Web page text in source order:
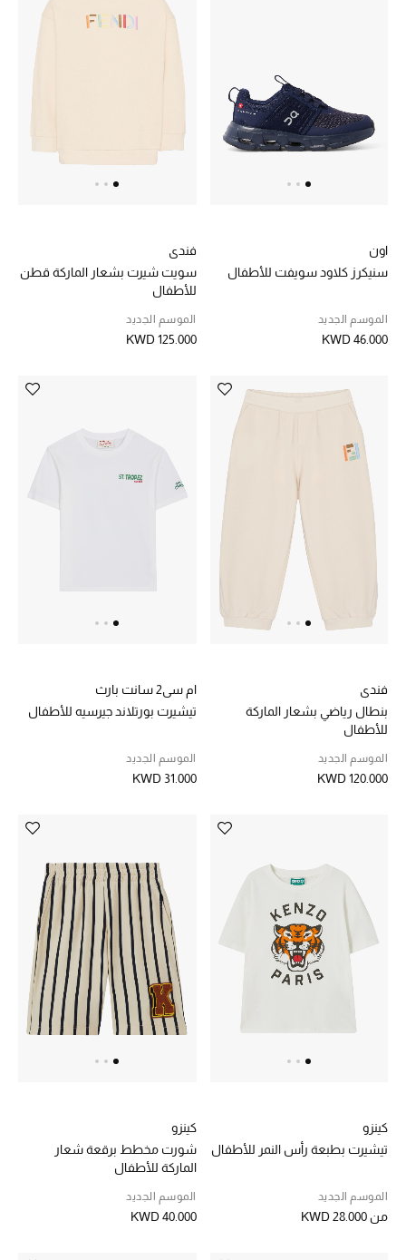
اون
سنيكرز كلاود سويفت للأطفال
الموسم الجديد
KWD 46.000
فندي
سويت شيرت بشعار الماركة قطن
للأطفال
الموسم الجديد
KWD 125.000
فندي
بنطال رياضي بشعار الماركة
للأطفال
الموسم الجديد
KWD 120.000
ام سي2 سانت بارث
تيشيرت بورتلاند جيرسيه للأطفال
الموسم الجديد
KWD 31.000
كينزو
تيشيرت بطبعة رأس النمر للأطفال
الموسم الجديد
منKWD 28.000
كينزو
شورت مخطط برقعة شعار
الماركة للأطفال
الموسم الجديد
KWD 40.000